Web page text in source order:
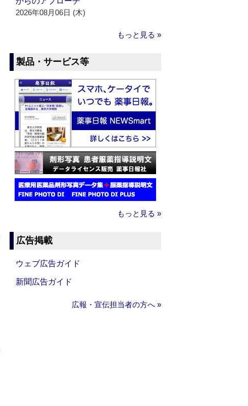
2026年08月06日 (木)
もっと見る »
製品・サービス等
もっと見る »
広告掲載
ウェブ広告ガイド
新聞広告ガイド
広報・宣伝担当者の方へ »